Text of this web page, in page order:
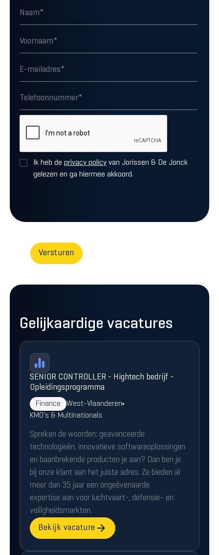
Ik heb de privacy policy van Jorissen & De Jonck
gelezen en ga hiermee akkoord.
Gelijkaardige vacatures
SENIOR CONTROLLER - Hightech bedrijf -
Opleidingsprogramma
Finance
West-Vlaanderen
KMO's & Multinationals
Spreken de woorden: geavanceerde
technologieën, innovatieve softwareoplossingen
en baanbrekende producten je aan? Dan ben je
bij onze klant aan het juiste adres. Ze bieden al
meer dan 35 jaar een ongeëvenaarde
expertise aan voor luchtvaart-, defensie- en
veiligheidsmarkten.
Bekijk vacature